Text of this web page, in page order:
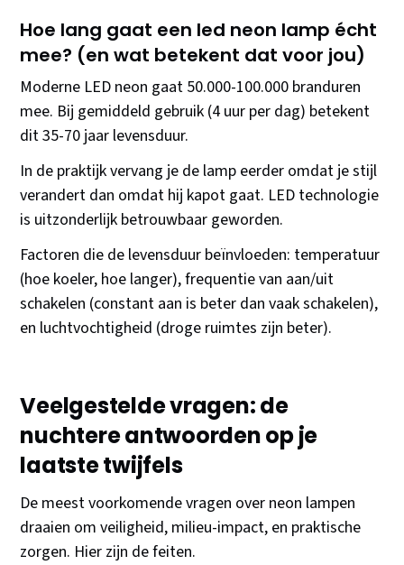
Hoe lang gaat een led neon lamp écht
mee? (en wat betekent dat voor jou)
Moderne LED neon gaat 50.000-100.000 branduren
mee. Bij gemiddeld gebruik (4 uur per dag) betekent
dit 35-70 jaar levensduur.
In de praktijk vervang je de lamp eerder omdat je stijl
verandert dan omdat hij kapot gaat. LED technologie
is uitzonderlijk betrouwbaar geworden.
Factoren die de levensduur beïnvloeden: temperatuur
(hoe koeler, hoe langer), frequentie van aan/uit
schakelen (constant aan is beter dan vaak schakelen),
en luchtvochtigheid (droge ruimtes zijn beter).
Veelgestelde vragen: de
nuchtere antwoorden op je
laatste twijfels
De meest voorkomende vragen over neon lampen
draaien om veiligheid, milieu-impact, en praktische
zorgen. Hier zijn de feiten.